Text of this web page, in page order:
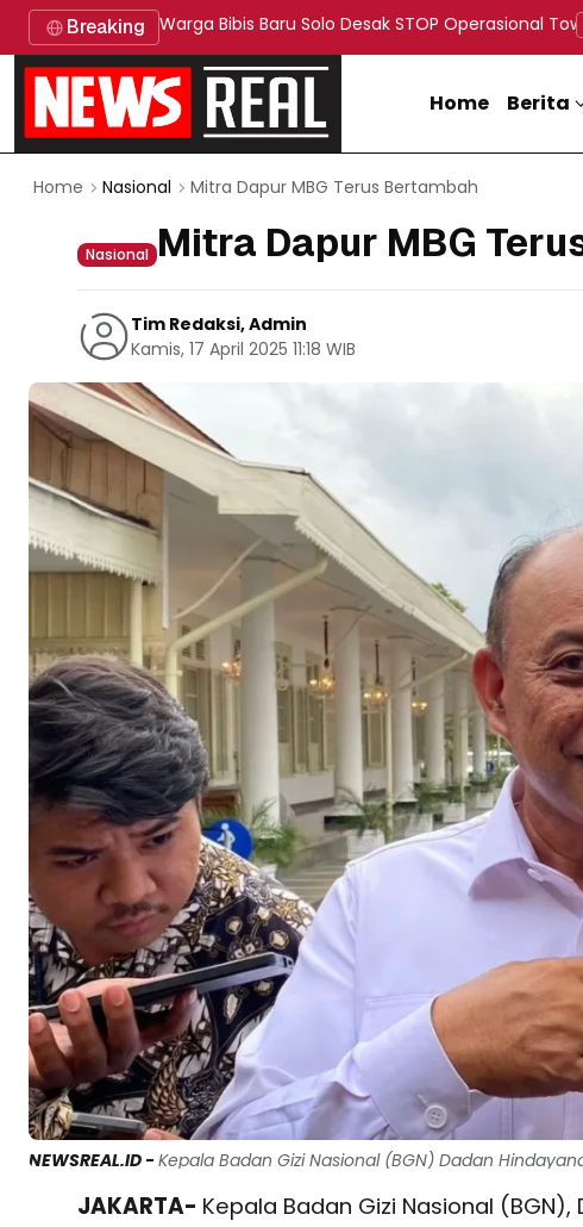
Breaking Warga Bibis Baru Solo Desak STOP Operasional
Home Berita
Home Nasional Mitra Dapur MBG Terus Bertambah
Nasional Mitra Dapur MBG
Tim Redaksi, Admin
Kamis, 17 April 2025 11:18 WIB
NEWSREAL.ID -Kepala Badan Gizi Nasional (BGN) Dadan
JAKARTA- Kepala Badan Gizi Nasional